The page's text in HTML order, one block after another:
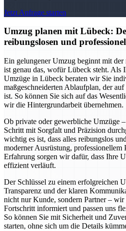
Jetzt Anfrage starten
Umzug planen mit Lübeck:
reibungslosen und
Ein gelungener Umzug beginnt mit
ist genau das, wofür Lübeck steht. Als
Umzüge in Lübeck beraten wir Sie
maßgeschneiderten Ablaufplan, der
ist. So können Sie sich auf das
wir die Hintergrundarbeit übernehmen.
Ob private oder gewerbliche Umzüge
Schritt mit Sorgfalt und Präzision
wichtig es ist, dass alles reibungslos
moderner Ausrüstung, professionellem
Erfahrung sorgen wir dafür, dass Ihre
effizient verläuft.
Der Schlüssel zu einem erfolgreichen
Transparenz und der klaren
nicht nur Kunde, sondern Partner – wir
Fortschritt informiert und passen uns
So können Sie mit Sicherheit und
starten, ohne sich um die Details